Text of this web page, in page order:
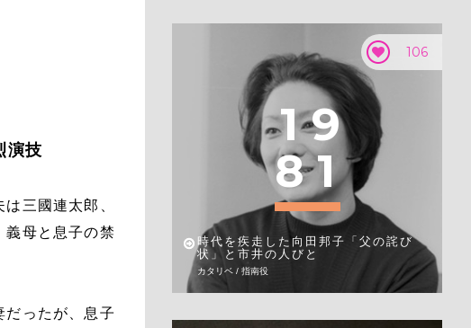
演技
三國連太郎、
義母と息子の禁
だったが、息子
106
1 9
8 1
時代を疾走した向田邦子「父の詫び
状」と市井の人びと
カタリベ / 指南役